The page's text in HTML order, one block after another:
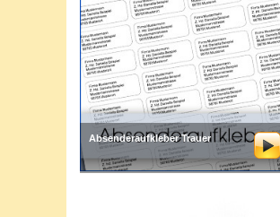
Absenderaufkleber Trauer